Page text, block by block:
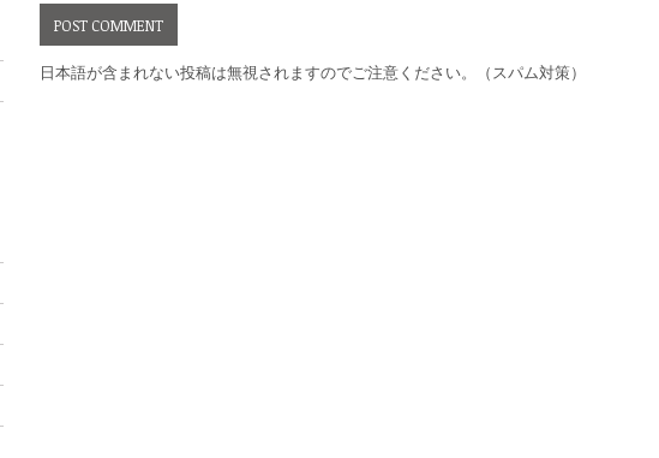
日本語が含まれない投稿は無視されますのでご注意ください。（スパム対策）